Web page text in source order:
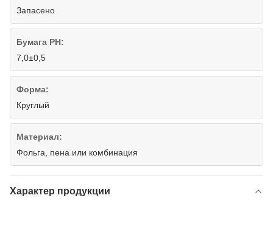
Запасено
Бумага PH:
7,0±0,5
Форма:
Круглый
Материал:
Фольга, пена или комбинация
Характер продукции